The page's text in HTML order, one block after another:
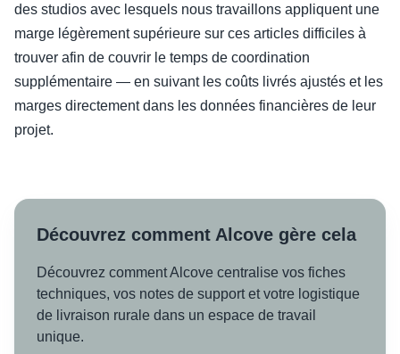
des studios avec lesquels nous travaillons appliquent une
marge légèrement supérieure sur ces articles difficiles à
trouver afin de couvrir le temps de coordination
supplémentaire — en suivant les coûts livrés ajustés et les
marges directement dans les données financières de leur
projet.
Découvrez comment Alcove gère cela
Découvrez comment Alcove centralise vos fiches
techniques, vos notes de support et votre logistique
de livraison rurale dans un espace de travail
unique.